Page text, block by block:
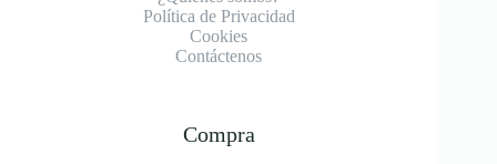
Política de Privacidad
Cookies
Contáctenos
Compra